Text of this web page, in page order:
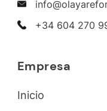
+34 604 270
Empresa
Inicio